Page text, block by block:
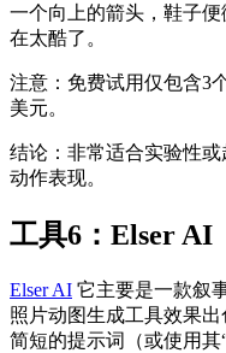
一个向上的箭头，鞋子
在太酷了。
注意：免费试用仅包含3
美元。
结论：非常适合实验性
动作表现。
工具6：Elser AI
Elser AI 它主要是一款叙
照片动图生成工具效果
简短的提示词（或使用